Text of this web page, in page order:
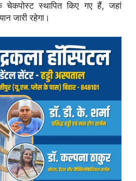
स्थापित किए गए हैं, जहां
जारी रहेगा।